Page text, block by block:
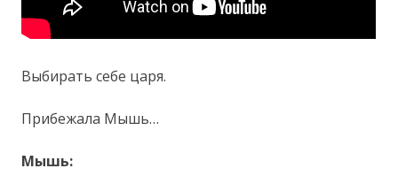
Выбирать себе царя.
Прибежала Мышь…
Мышь: